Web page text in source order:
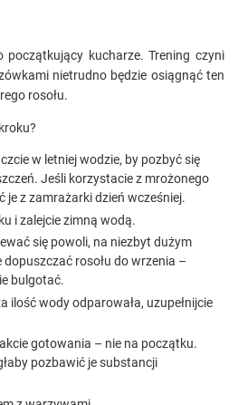
kucharze. Trening czyni
nietrudno będzie osiągnąć ten
rosołu.
w letniej wodzie, by pozbyć się
Jeśli korzystacie z mrożonego
je z zamrażarki dzień wcześniej.
i zalejcie zimną wodą.
się powoli, na niezbyt dużym
dopuszczać rosołu do wrzenia –
bulgotać.
ilość wody odparowała, uzupełnijcie
gotowania – nie na początku.
pozbawić je substancji